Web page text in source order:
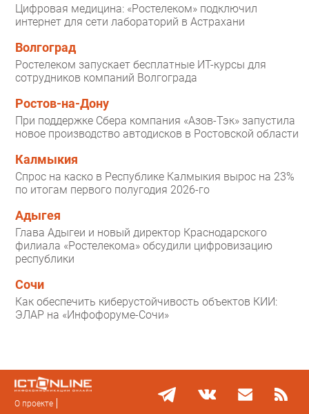
Цифровая медицина: «Ростелеком» подключил
интернет для сети лабораторий в Астрахани
Волгоград
Ростелеком запускает бесплатные ИТ-курсы для
сотрудников компаний Волгограда
Ростов-на-Дону
При поддержке Сбера компания «Азов-Тэк» запустила
новое производство автодисков в Ростовской области
Калмыкия
Спрос на каско в Республике Калмыкия вырос на 23%
по итогам первого полугодия 2026-го
Адыгея
Глава Адыгеи и новый директор Краснодарского
филиала «Ростелекома» обсудили цифровизацию
республики
Сочи
Как обеспечить киберустойчивость объектов КИИ:
ЭЛАР на «Инфофоруме-Сочи»
О проекте